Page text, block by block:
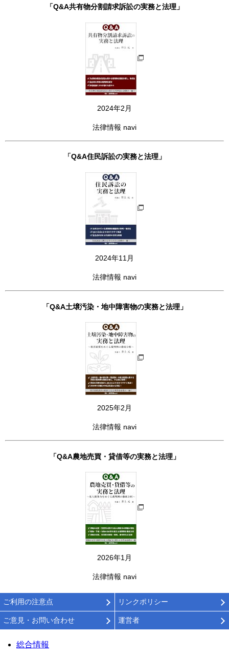
「Q&A共有物分割請求訴訟の実務と法理」
2024年2月
法律情報 navi
「Q&A住民訴訟の実務と法理」
2024年11月
法律情報 navi
「Q&A土壌汚染・地中障害物の実務と法理」
2025年2月
法律情報 navi
「Q&A農地売買・貸借等の実務と法理」
2026年1月
法律情報 navi
ご利用の注意点 リンクポリシー
ご意見・お問い合わせ 運営者
総合情報